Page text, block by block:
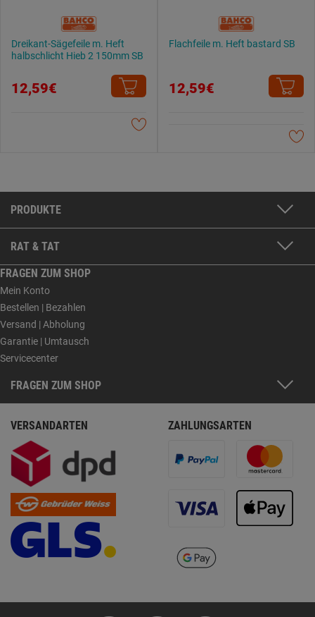
Dreikant-Sägefeile m. Heft
halbschlicht Hieb 2 150mm SB
12,59€
Flachfeile m. Heft bastard SB
12,59€
PRODUKTE
RAT & TAT
FRAGEN ZUM SHOP
Mein Konto
Bestellen | Bezahlen
Versand | Abholung
Garantie | Umtausch
Servicecenter
FRAGEN ZUM SHOP
VERSANDARTEN ZAHLUNGSARTEN